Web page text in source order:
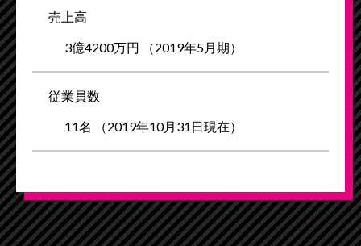
売 上高
3億4200万円 （2019年5月期）
従業 員数
11名 （2019年10月31日現在）